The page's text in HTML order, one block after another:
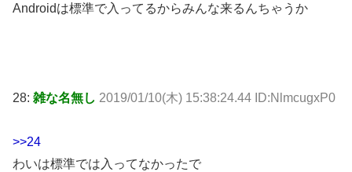
Androidは標準で入ってるからみんな来るんちゃうか
28: 雑な名無し 2019/01/10(木) 15:38:24.44 ID:NlmcugxP0
>>24
わいは標準では入ってなかったで